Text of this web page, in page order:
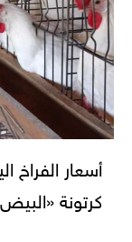
كرتونة